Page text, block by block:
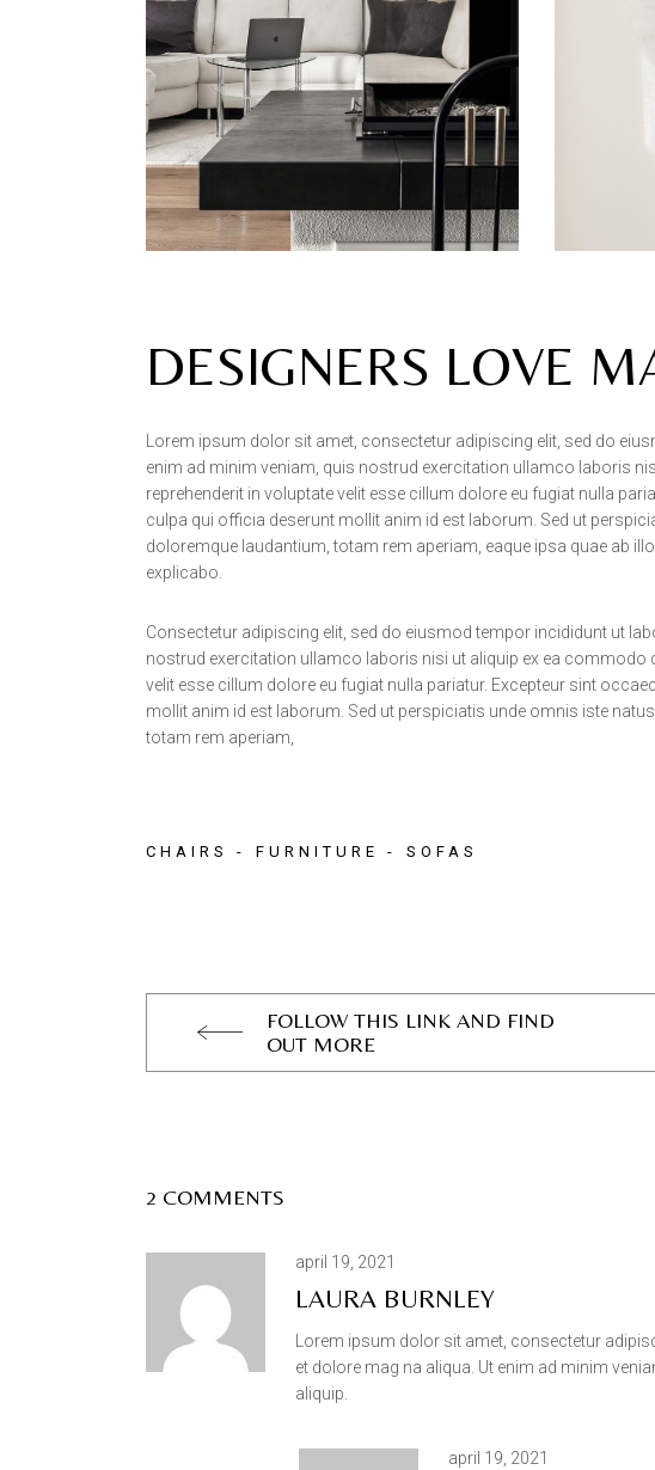
DESIGNERS LOVE
Lorem ipsum dolor sit amet, consectetur adipiscing elit, sed do
enim ad minim veniam, quis nostrud exercitation ullamco laboris
reprehenderit in voluptate velit esse cillum dolore eu fugiat nulla
culpa qui officia deserunt mollit anim id est laborum. Sed ut
doloremque laudantium, totam rem aperiam, eaque ipsa quae ab
explicabo.
Consectetur adipiscing elit, sed do eiusmod tempor incididunt ut
nostrud exercitation ullamco laboris nisi ut aliquip ex ea commodo
velit esse cillum dolore eu fugiat nulla pariatur. Excepteur sint
mollit anim id est laborum. Sed ut perspiciatis unde omnis iste
totam rem aperiam,
CHAIRS FURNITURE SOFAS
FOLLOW THIS LINK AND FIND
OUT MORE
2 COMMENTS
april 19, 2021
LAURA BURNLEY
Lorem ipsum dolor sit amet, consectetur
et dolore mag na aliqua. Ut enim ad minim
aliquip.
april 19, 2021